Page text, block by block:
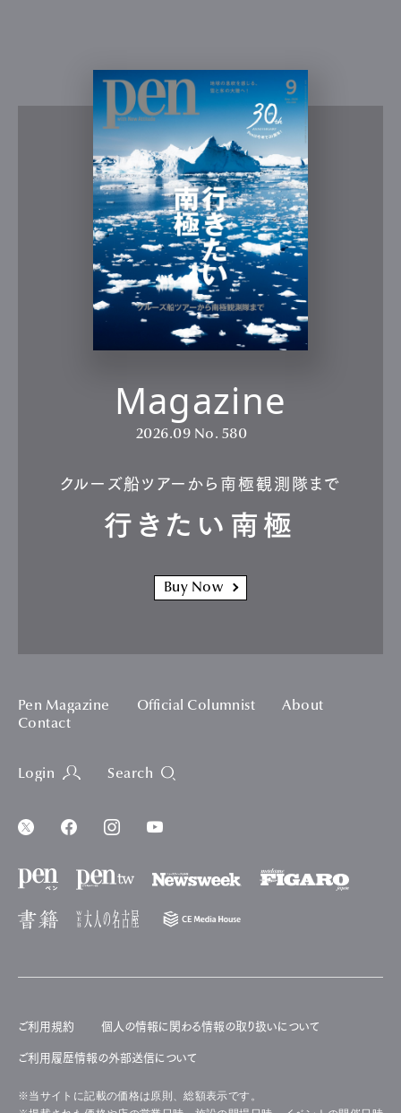
Magazine
2026.09 No. 580
クルーズ船ツアーから南極観測隊まで
行きたい南極
Buy Now
Pen Magazine Official Columnist
About
Contact
Login Search
ご利用規約 個人の情報に関わる情報の取り扱いについて
ご利用履歴情報の外部送信について
※当サイトに記載の価格は原則、総額表示です。